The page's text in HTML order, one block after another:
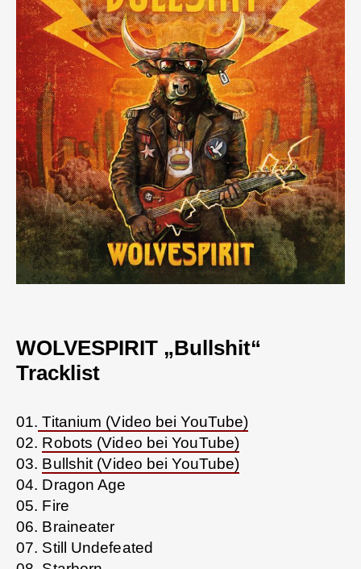
WOLVESPIRIT „Bullshit“
Tracklist
01. Titanium (Video bei YouTube)
02. Robots (Video bei YouTube)
03. Bullshit (Video bei YouTube)
04. Dragon Age
05. Fire
06. Braineater
07. Still Undefeated